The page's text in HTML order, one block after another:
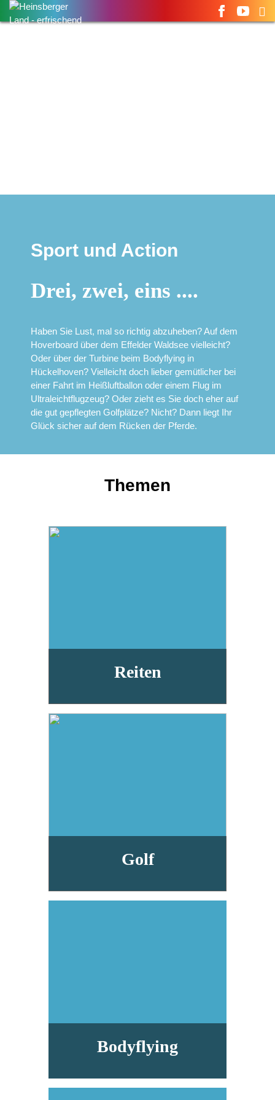
Suchen
nach:
Sport und Action
Drei, zwei, eins ....
Haben Sie Lust, mal so richtig abzuheben? Auf dem
Hoverboard über dem Effelder Waldsee vielleicht?
Oder über der Turbine beim Bodyflying in
Hückelhoven? Vielleicht doch lieber gemütlicher bei
einer Fahrt im Heißluftballon oder einem Flug im
Ultraleichtflugzeug? Oder zieht es Sie doch eher auf
die gut gepflegten Golfplätze? Nicht? Dann liegt Ihr
Glück sicher auf dem Rücken der Pferde.
Themen
Reiten
Golf
Bodyflying